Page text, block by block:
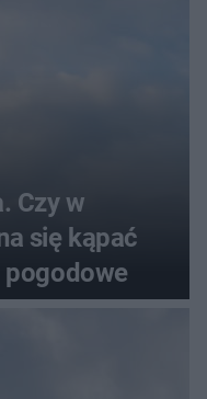
Czy w
się kąpać
pogodowe